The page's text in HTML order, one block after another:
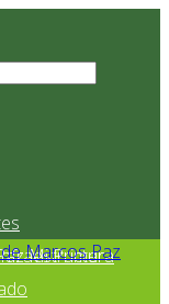
Mi Primer